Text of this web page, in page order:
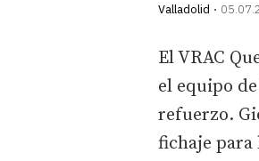
Valladolid
El VRAC
el equipo
refuerzo.
fichaje para